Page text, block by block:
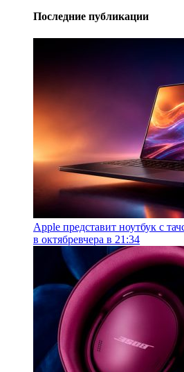
Последние публикации
Apple представит ноутбук с
в октябревчера в 21:34